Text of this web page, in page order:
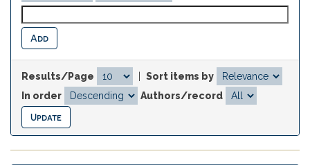
Results/Page
Sort items by
In order
Authors/record